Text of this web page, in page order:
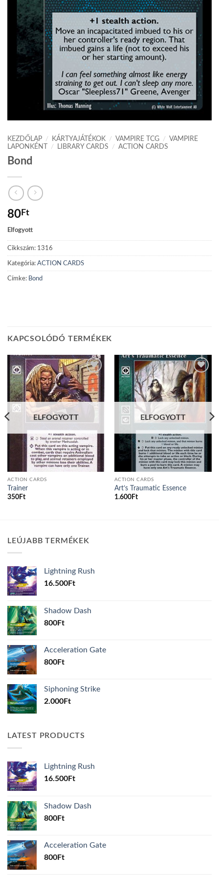
KEZDŐLAP / KÁRTYAJÁTÉKOK / VAMPIRE TCG /
VAMPIRE
LAPONKÉNT
/ LIBRARY CARDS / ACTION CARDS
Bond
80Ft
Elfogyott
Cikkszám: 1316
Kategória: ACTION CARDS
Címke: Bond
KAPCSOLÓDÓ TERMÉKEK
Add to
wishlist
ELFOGYOTT
ACTION CARDS
Trainer
350Ft
Add to
wishlist
ELFOGYOTT
ACTION CARDS
Art’s Traumatic Essence
1.600Ft
LEÚJABB TERMÉKEK
Lightning Rush
16.500Ft
Shadow Dash
800Ft
Acceleration Gate
800Ft
Siphoning Strike
2.000Ft
LATEST PRODUCTS
Lightning Rush
16.500Ft
Shadow Dash
800Ft
Acceleration Gate
800Ft